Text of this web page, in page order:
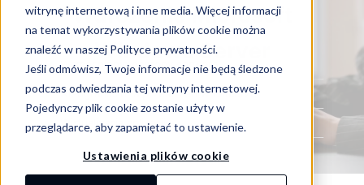
witrynę internetową i inne media. Więcej informacji
na temat wykorzystywania plików cookie można
znaleźć w naszej Polityce prywatności.
Jeśli odmówisz, Twoje informacje nie będą śledzone
podczas odwiedzania tej witryny internetowej.
Pojedynczy plik cookie zostanie użyty w
przeglądarce, aby zapamiętać to ustawienie.
Ustawienia plików cookie
Wdrożenie Microsoft
Windows Server
Wzmocnienie ochrony serwera
Nieograniczona przestrzeń w chmurze
Wirtualizacja aplikacji